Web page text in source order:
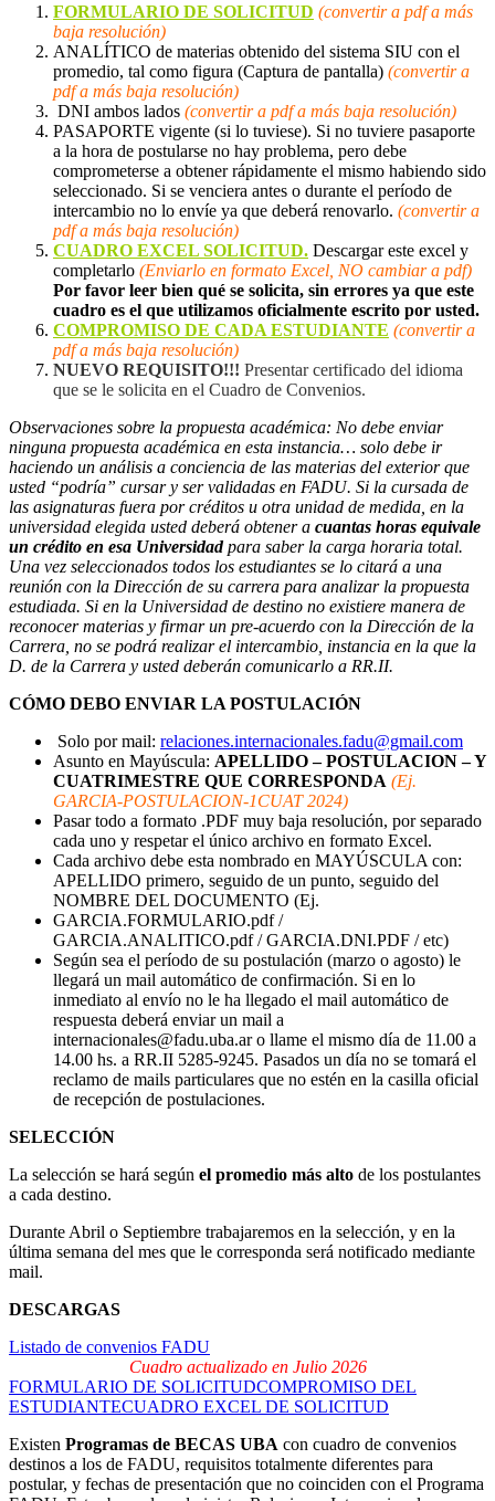
FORMULARIO DE SOLICITUD (convertir a pdf a más
baja resolución)
ANALÍTICO de materias obtenido del sistema SIU con el
promedio, tal como figura (Captura de pantalla) (convertir a
pdf a más baja resolución)
DNI ambos lados (convertir a pdf a más baja resolución)
PASAPORTE vigente (si lo tuviese). Si no tuviere pasaporte
a la hora de postularse no hay problema, pero debe
comprometerse a obtener rápidamente el mismo habiendo sido
seleccionado. Si se venciera antes o durante el período de
intercambio no lo envíe ya que deberá renovarlo. (convertir a
pdf a más baja resolución)
CUADRO EXCEL SOLICITUD. Descargar este excel y
completarlo (Enviarlo en formato Excel, NO cambiar a pdf)
Por favor leer bien qué se solicita, sin errores ya que este
cuadro es el que utilizamos oficialmente escrito por usted.
COMPROMISO DE CADA ESTUDIANTE (convertir a
pdf a más baja resolución)
NUEVO REQUISITO!!! Presentar certificado del idioma
que se le solicita en el Cuadro de Convenios.
Observaciones sobre la propuesta académica: No debe enviar
ninguna propuesta académica en esta instancia… solo debe ir
haciendo un análisis a conciencia de las materias del exterior que
usted “podría” cursar y ser validadas en FADU. Si la cursada de
las asignaturas fuera por créditos u otra unidad de medida, en la
universidad elegida usted deberá obtener a cuantas horas equivale
un crédito en esa Universidadpara saber la carga horaria total.
Una vez seleccionados todos los estudiantes se lo citará a una
reunión con la Dirección de su carrera para analizar la propuesta
estudiada. Si en la Universidad de destino no existiere manera de
reconocer materias y firmar un pre-acuerdo con la Dirección de la
Carrera, no se podrá realizar el intercambio, instancia en la que la
D. de la Carrera y usted deberán comunicarlo a RR.II.
CÓMO DEBO ENVIAR LA POSTULACIÓN
Solo por mail: relaciones.internacionales.fadu@gmail.com
Asunto en Mayúscula: APELLIDO – POSTULACION – Y
CUATRIMESTRE QUE CORRESPONDA (Ej.
GARCIA-POSTULACION-1CUAT 2024)
Pasar todo a formato .PDF muy baja resolución, por separado
cada uno y respetar el único archivo en formato Excel.
Cada archivo debe esta nombrado en MAYÚSCULA con:
APELLIDO primero, seguido de un punto, seguido del
NOMBRE DEL DOCUMENTO (Ej.
GARCIA.FORMULARIO.pdf /
GARCIA.ANALITICO.pdf / GARCIA.DNI.PDF / etc)
Según sea el período de su postulación (marzo o agosto) le
llegará un mail automático de confirmación. Si en lo
inmediato al envío no le ha llegado el mail automático de
respuesta deberá enviar un mail a
internacionales@fadu.uba.ar o llame el mismo día de 11.00 a
14.00 hs. a RR.II 5285-9245. Pasados un día no se tomará el
reclamo de mails particulares que no estén en la casilla oficial
de recepción de postulaciones.
SELECCIÓN
La selección se hará según el promedio más alto de los postulantes
a cada destino.
Durante Abril o Septiembre trabajaremos en la selección, y en la
última semana del mes que le corresponda será notificado mediante
mail.
DESCARGAS
Listado de convenios FADU
Cuadro actualizado en Julio 2026
FORMULARIO DE SOLICITUDCOMPROMISO DEL
ESTUDIANTECUADRO EXCEL DE SOLICITUD
Existen Programas de BECAS UBA con cuadro de convenios
destinos a los de FADU, requisitos totalmente diferentes para
postular, y fechas de presentación que no coinciden con el Programa